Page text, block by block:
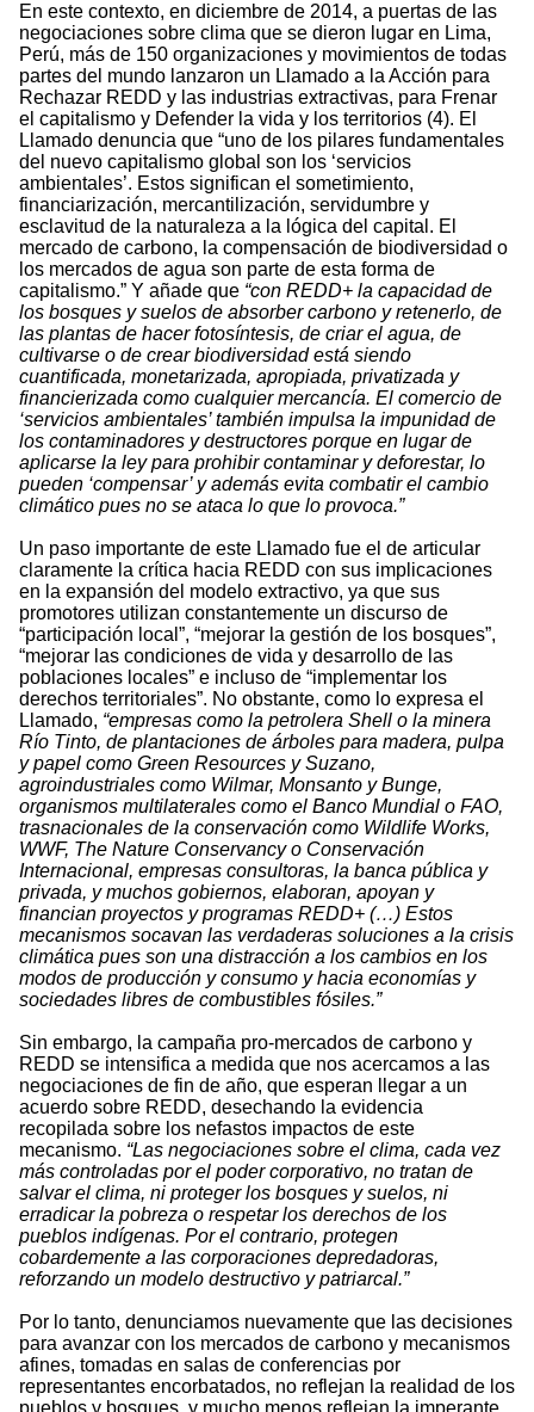
En este contexto, en diciembre de 2014, a puertas de las
negociaciones sobre clima que se dieron lugar en Lima,
Perú, más de 150 organizaciones y movimientos de todas
partes del mundo lanzaron un Llamado a la Acción para
Rechazar REDD y las industrias extractivas, para Frenar
el capitalismo y Defender la vida y los territorios (4). El
Llamado denuncia que “uno de los pilares fundamentales
del nuevo capitalismo global son los ‘servicios
ambientales’. Estos significan el sometimiento,
financiarización, mercantilización, servidumbre y
esclavitud de la naturaleza a la lógica del capital. El
mercado de carbono, la compensación de biodiversidad o
los mercados de agua son parte de esta forma de
capitalismo.” Y añade que “con REDD+ la capacidad de
los bosques y suelos de absorber carbono y retenerlo, de
las plantas de hacer fotosíntesis, de criar el agua, de
cultivarse o de crear biodiversidad está siendo
cuantificada, monetarizada, apropiada, privatizada y
financierizada como cualquier mercancía. El comercio de
‘servicios ambientales’ también impulsa la impunidad de
los contaminadores y destructores porque en lugar de
aplicarse la ley para prohibir contaminar y deforestar, lo
pueden ‘compensar’ y además evita combatir el cambio
climático pues no se ataca lo que lo provoca.”
Un paso importante de este Llamado fue el de articular
claramente la crítica hacia REDD con sus implicaciones
en la expansión del modelo extractivo, ya que sus
promotores utilizan constantemente un discurso de
“participación local”, “mejorar la gestión de los bosques”,
“mejorar las condiciones de vida y desarrollo de las
poblaciones locales” e incluso de “implementar los
derechos territoriales”. No obstante, como lo expresa el
Llamado, “empresas como la petrolera Shell o la minera
Río Tinto, de plantaciones de árboles para madera, pulpa
y papel como Green Resources y Suzano,
agroindustriales como Wilmar, Monsanto y Bunge,
organismos multilaterales como el Banco Mundial o FAO,
trasnacionales de la conservación como Wildlife Works,
WWF, The Nature Conservancy o Conservación
Internacional, empresas consultoras, la banca pública y
privada, y muchos gobiernos, elaboran, apoyan y
financian proyectos y programas REDD+ (…) Estos
mecanismos socavan las verdaderas soluciones a la crisis
climática pues son una distracción a los cambios en los
modos de producción y consumo y hacia economías y
sociedades libres de combustibles fósiles.”
Sin embargo, la campaña pro-mercados de carbono y
REDD se intensifica a medida que nos acercamos a las
negociaciones de fin de año, que esperan llegar a un
acuerdo sobre REDD, desechando la evidencia
recopilada sobre los nefastos impactos de este
mecanismo. “Las negociaciones sobre el clima, cada vez
más controladas por el poder corporativo, no tratan de
salvar el clima, ni proteger los bosques y suelos, ni
erradicar la pobreza o respetar los derechos de los
pueblos indígenas. Por el contrario, protegen
cobardemente a las corporaciones depredadoras,
reforzando un modelo destructivo y patriarcal.”
Por lo tanto, denunciamos nuevamente que las decisiones
para avanzar con los mercados de carbono y mecanismos
afines, tomadas en salas de conferencias por
representantes encorbatados, no reflejan la realidad de los